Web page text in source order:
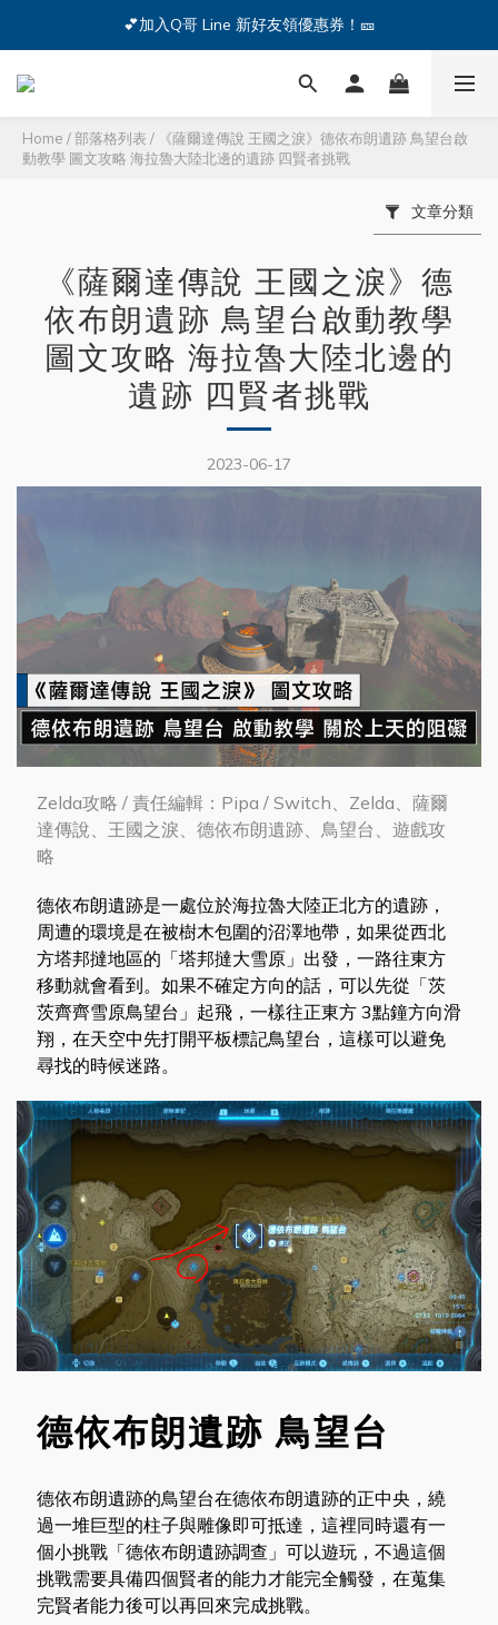
🔥iPhone 17 全系列熱銷中🔥點我購買 — !
💕加入Q哥 Line 新好友領優惠券！🎫
🔥iPhone 17 全系列熱銷中🔥點我購買 — !
Home /部落格列表 /
《薩爾達傳說 王國之淚》德依布朗遺跡 鳥望台啟
動教學 圖文攻略 海拉魯大陸北邊的遺跡 四賢者挑戰
文章分類
《薩爾達傳說 王國之淚》德
依布朗遺跡 鳥望台啟動教學
圖文攻略 海拉魯大陸北邊的
遺跡 四賢者挑戰
2023-06-17
Zelda攻略 / 責任編輯：Pipa / Switch、Zelda、薩爾
達傳說、王國之淚、德依布朗遺跡、鳥望台、遊戲攻
略
德依布朗遺跡是一處位於海拉魯大陸正北方的遺跡，
周遭的環境是在被樹木包圍的沼澤地帶，如果從西北
方塔邦撻地區的「塔邦撻大雪原」出發，一路往東方
移動就會看到。如果不確定方向的話，可以先從「茨
茨齊齊雪原鳥望台」起飛，一樣往正東方 3點鐘方向滑
翔，在天空中先打開平板標記鳥望台，這樣可以避免
尋找的時候迷路。
德依布朗遺跡 鳥望台
德依布朗遺跡的鳥望台在德依布朗遺跡的正中央，繞
過一堆巨型的柱子與雕像即可抵達，這裡同時還有一
個小挑戰「德依布朗遺跡調查」可以遊玩，不過這個
挑戰需要具備四個賢者的能力才能完全觸發，在蒐集
完賢者能力後可以再回來完成挑戰。